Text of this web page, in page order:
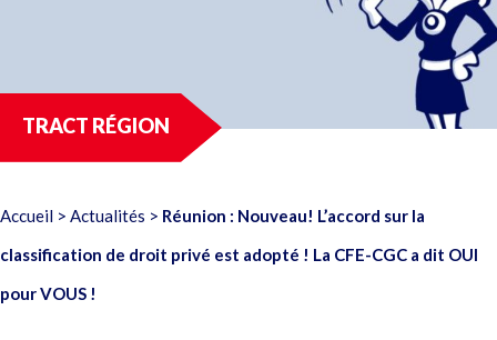
TRACT RÉGION
Accueil > Actualités > Réunion : Nouveau! L’accord sur la
classification de droit privé est adopté ! La CFE-CGC a dit OUI
pour VOUS !